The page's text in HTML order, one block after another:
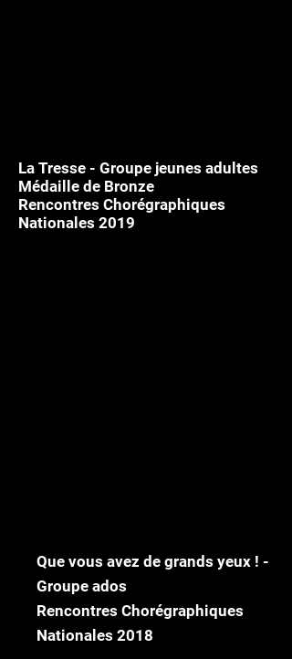
La Tresse - Groupe jeunes adultes
Médaille de Bronze
Rencontres Chorégraphiques
Nationales 2019
Que vous avez de grands yeux ! -
Groupe ados
Rencontres Chorégraphiques
Nationales 2018